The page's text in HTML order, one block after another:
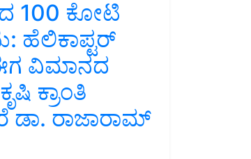
100 ಕೋಟಿ
ಹೆಲಿಕಾಪ್ಟರ್
ವಿಮಾನದ
ಕ್ರಾಂತಿ
ಡಾ. ರಾಜಾರಾಮ್